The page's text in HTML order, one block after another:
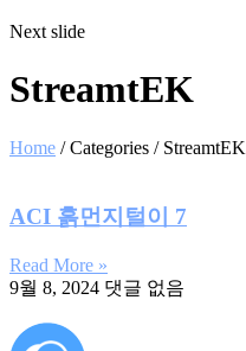
Next slide
StreamtEK
Home / Categories / StreamtEK
ACI 흙먼지털이 7
Read More »
9월 8, 2024 댓글 없음